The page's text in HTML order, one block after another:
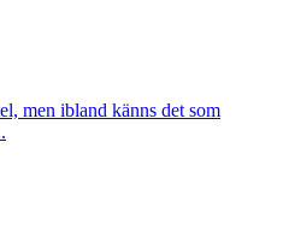
men ibland känns det som